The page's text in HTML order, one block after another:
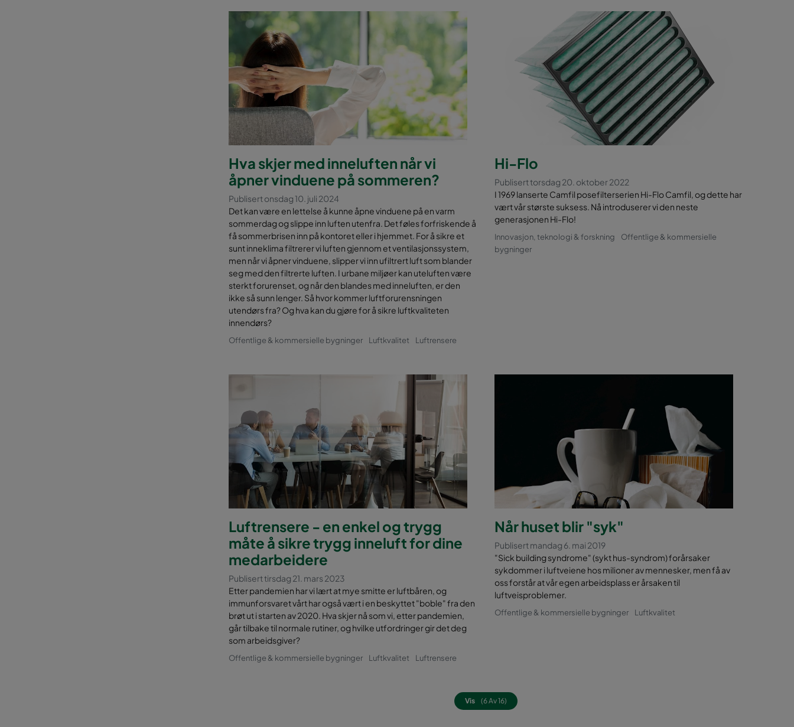
Hva skjer med inneluften når vi
åpner vinduene på sommeren?
Publisert onsdag 10. juli 2024
Det kan være en lettelse å kunne åpne vinduene på en varm
sommerdag og slippe inn luften utenfra. Det føles forfriskende å
få sommerbrisen inn på kontoret eller i hjemmet. For å sikre et
sunt inneklima filtrerer vi luften gjennom et ventilasjonssystem,
men når vi åpner vinduene, slipper vi inn ufiltrert luft som blander
seg med den filtrerte luften. I urbane miljøer kan uteluften være
sterkt forurenset, og når den blandes med inneluften, er den
ikke så sunn lenger. Så hvor kommer luftforurensningen
utendørs fra? Og hva kan du gjøre for å sikre luftkvaliteten
innendørs?
Offentlige & kommersielle bygninger Luftkvalitet Luftrensere
Hi-Flo
Publisert torsdag 20. oktober 2022
I 1969 lanserte Camfil posefilterserien Hi-Flo Camfil, og dette har
vært vår største suksess. Nå introduserer vi den neste
generasjonen Hi-Flo!
Innovasjon, teknologi & forskning
Offentlige & kommersielle
bygninger
Luftrensere - en enkel og trygg
måte å sikre trygg inneluft for dine
medarbeidere
Publisert tirsdag 21. mars 2023
Etter pandemien har vi lært at mye smitte er luftbåren, og
immunforsvaret vårt har også vært i en beskyttet "boble" fra den
brøt ut i starten av 2020. Hva skjer nå som vi, etter pandemien,
går tilbake til normale rutiner, og hvilke utfordringer gir det deg
som arbeidsgiver?
Offentlige & kommersielle bygninger Luftkvalitet Luftrensere
Når huset blir "syk"
Publisert mandag 6. mai 2019
"Sick building syndrome" (sykt hus-syndrom) forårsaker
sykdommer i luftveiene hos milioner av mennesker, men få av
oss forstår at vår egen arbeidsplass er årsaken til
luftveisproblemer.
Offentlige & kommersielle bygninger Luftkvalitet
Vis (6 Av 16)